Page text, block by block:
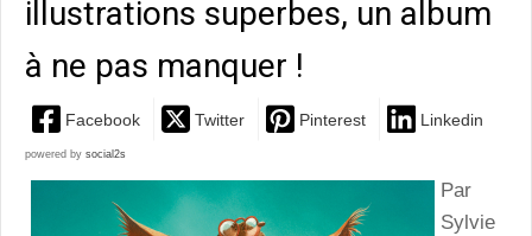
illustrations superbes, un album
à ne pas manquer !
Facebook Twitter Pinterest Linkedin
powered by social2s
Par
Sylvie